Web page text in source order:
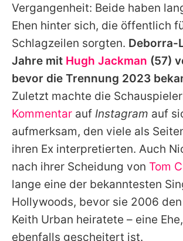
Vergangenheit: Beide haben
Ehen hinter sich, die öffentlich
Schlagzeilen sorgten. Deborra-
Jahre mit Hugh Jackman (57)
bevor die Trennung 2023
Zuletzt machte die
Kommentar auf Instagram auf
aufmerksam, den viele als
ihren Ex interpretierten. Auch
nach ihrer Scheidung von Tom
lange eine der bekanntesten
Hollywoods, bevor sie 2006
Keith Urban heiratete – eine
ebenfalls gescheitert ist.